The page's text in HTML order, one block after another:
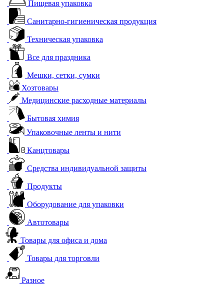
Пищевая упаковка
Санитарно-гигиеническая продукция
Техническая упаковка
Все для праздника
Мешки, сетки, сумки
Хозтовары
Медицинские расходные материалы
Бытовая химия
Упаковочные ленты и нити
Канцтовары
Средства индивидуальной защиты
Продукты
Оборудование для упаковки
Автотовары
Товары для офиса и дома
Товары для торговли
Разное